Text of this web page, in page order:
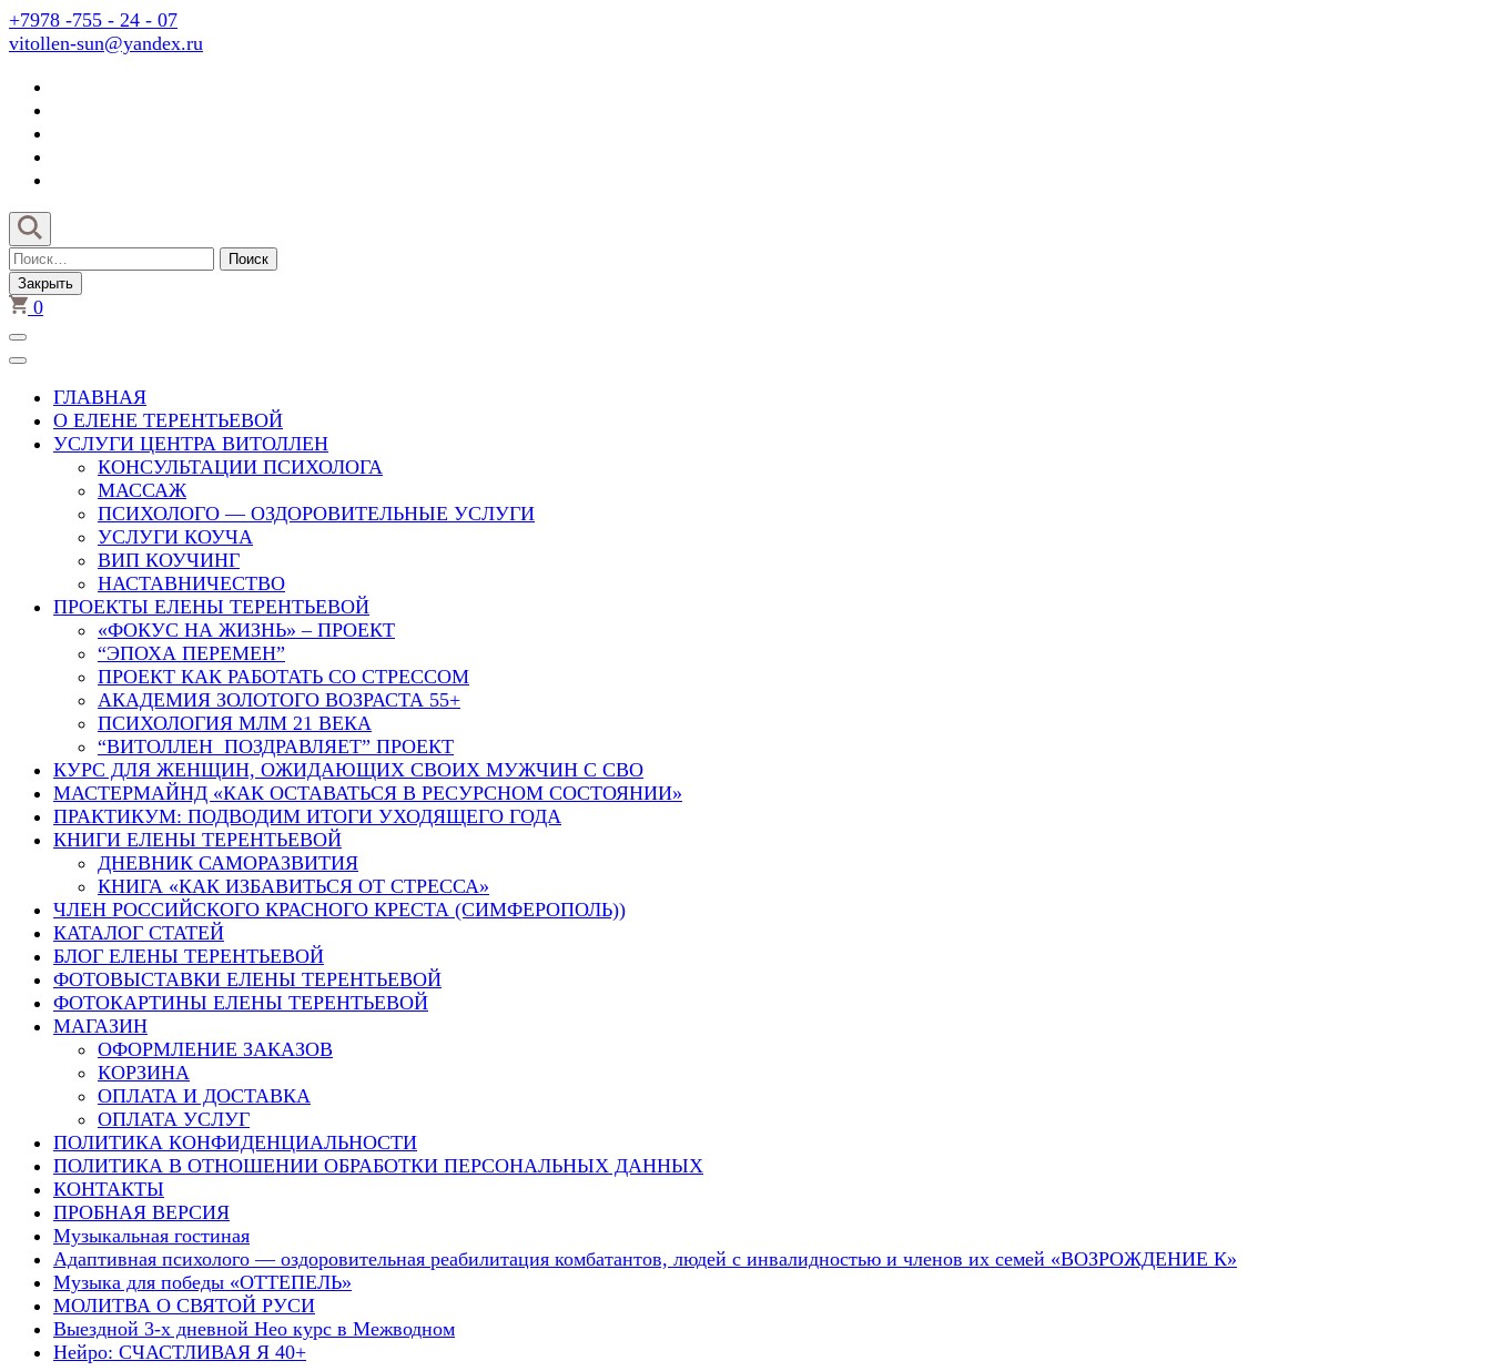
Перейти
к
(нажмите
Enter)
+7978 -755 - 24 - 07
vitollen-sun@yandex.ru
Найти:
Закрыть
0
ГЛАВНАЯ
О ЕЛЕНЕ ТЕРЕНТЬЕВОЙ
УСЛУГИ ЦЕНТРА ВИТОЛЛЕН
КОНСУЛЬТАЦИИ ПСИХОЛОГА
МАССАЖ
ПСИХОЛОГО — ОЗДОРОВИТЕЛЬНЫЕ УСЛУГИ
УСЛУГИ КОУЧА
ВИП КОУЧИНГ
НАСТАВНИЧЕСТВО
ПРОЕКТЫ ЕЛЕНЫ ТЕРЕНТЬЕВОЙ
«ФОКУС НА ЖИЗНЬ» – ПРОЕКТ
“ЭПОХА ПЕРЕМЕН”
ПРОЕКТ КАК РАБОТАТЬ СО СТРЕССОМ
АКАДЕМИЯ ЗОЛОТОГО ВОЗРАСТА 55+
ПСИХОЛОГИЯ МЛМ 21 ВЕКА
“ВИТОЛЛЕН ПОЗДРАВЛЯЕТ” ПРОЕКТ
КУРС ДЛЯ ЖЕНЩИН, ОЖИДАЮЩИХ СВОИХ МУЖЧИН С СВО
МАСТЕРМАЙНД «КАК ОСТАВАТЬСЯ В РЕСУРСНОМ СОСТОЯНИИ»
ПРАКТИКУМ: ПОДВОДИМ ИТОГИ УХОДЯЩЕГО ГОДА
КНИГИ ЕЛЕНЫ ТЕРЕНТЬЕВОЙ
ДНЕВНИК САМОРАЗВИТИЯ
КНИГА «КАК ИЗБАВИТЬСЯ ОТ СТРЕССА»
ЧЛЕН РОССИЙСКОГО КРАСНОГО КРЕСТА (СИМФЕРОПОЛЬ))
КАТАЛОГ СТАТЕЙ
БЛОГ ЕЛЕНЫ ТЕРЕНТЬЕВОЙ
ФОТОВЫСТАВКИ ЕЛЕНЫ ТЕРЕНТЬЕВОЙ
ФОТОКАРТИНЫ ЕЛЕНЫ ТЕРЕНТЬЕВОЙ
МАГАЗИН
ОФОРМЛЕНИЕ ЗАКАЗОВ
КОРЗИНА
ОПЛАТА И ДОСТАВКА
ОПЛАТА УСЛУГ
ПОЛИТИКА КОНФИДЕНЦИАЛЬНОСТИ
ПОЛИТИКА В ОТНОШЕНИИ ОБРАБОТКИ ПЕРСОНАЛЬНЫХ ДАННЫХ
КОНТАКТЫ
ПРОБНАЯ ВЕРСИЯ
Музыкальная гостиная
Адаптивная психолого — оздоровительная реабилитация комбатантов, людей с инвалидностью и членов их семей «ВОЗРОЖДЕНИЕ К»
Музыка для победы «ОТТЕПЕЛЬ»
МОЛИТВА О СВЯТОЙ РУСИ
Выездной 3-х дневной Нео курс в Межводном
Нейро: СЧАСТЛИВАЯ Я 40+